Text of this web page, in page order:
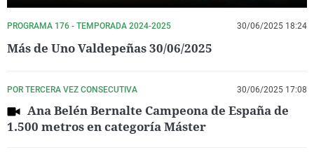
PROGRAMA 176 - TEMPORADA 2024-2025 30/06/2025 18:24
Más de Uno Valdepeñas 30/06/2025
POR TERCERA VEZ CONSECUTIVA 30/06/2025 17:08
Ana Belén Bernalte Campeona de España de
1.500 metros en categoría Máster